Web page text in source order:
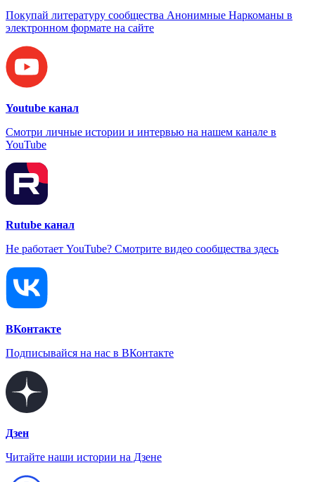
Покупай литературу сообщества Анонимные Наркоманы в
электронном формате на сайте
Youtube канал
Смотри личные истории и интервью на нашем канале в
YouTube
Rutube канал
Не работает YouTube? Смотрите видео сообщества здесь
ВКонтакте
Подписывайся на нас в ВКонтакте
Дзен
Читайте наши истории на Дзене